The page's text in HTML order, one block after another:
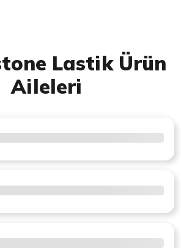
Lastik Ürün
Aileleri